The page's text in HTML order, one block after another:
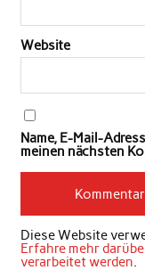
Website
Name, E-Mail-
meinen nächsten
Diese Website
Erfahre mehr
verarbeitet werden.